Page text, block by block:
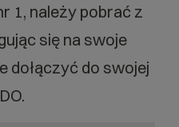
1, należy pobrać z
się na swoje
dołączyć do swojej